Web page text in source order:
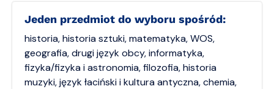
Jeden przedmiot do wyboru spośród:
historia, historia sztuki, matematyka, WOS,
geografia, drugi język obcy, informatyka,
fizyka/fizyka i astronomia, filozofia, historia
muzyki, język łaciński i kultura antyczna, chemia,